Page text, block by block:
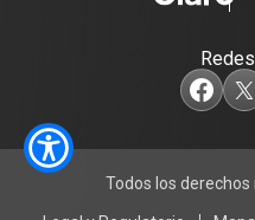
Construcción
Salud
Todos los